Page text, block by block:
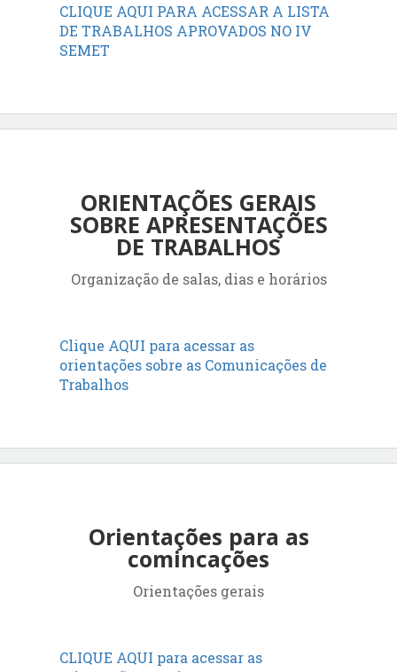
CLIQUE AQUI PARA ACESSAR A LISTA
DE TRABALHOS APROVADOS NO IV
SEMET
ORIENTAÇÕES GERAIS
SOBRE APRESENTAÇÕES
DE TRABALHOS
Organização de salas, dias e horários
Clique AQUI para acessar as
orientações sobre as Comunicações de
Trabalhos
Orientações para as
comincações
Orientações gerais
CLIQUE AQUI para acessar as